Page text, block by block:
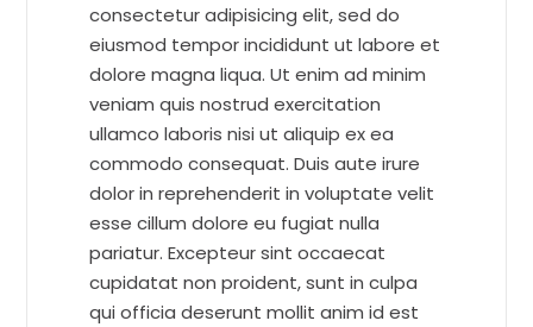
consectetur adipisicing elit, sed do
eiusmod tempor incididunt ut labore et
dolore magna liqua. Ut enim ad minim
veniam quis nostrud exercitation
ullamco laboris nisi ut aliquip ex ea
commodo consequat. Duis aute irure
dolor in reprehenderit in voluptate velit
esse cillum dolore eu fugiat nulla
pariatur. Excepteur sint occaecat
cupidatat non proident, sunt in culpa
qui officia deserunt mollit anim id est